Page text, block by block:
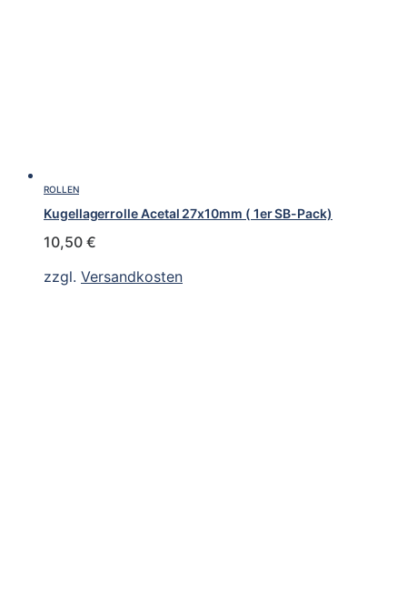
ROLLEN
Kugellagerrolle Acetal 27x10mm ( 1er SB-Pack)
10,50 €
zzgl. Versandkosten